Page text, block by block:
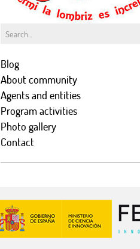
Blog
About community
Agents and entities
Program activities
Photo gallery
Contact